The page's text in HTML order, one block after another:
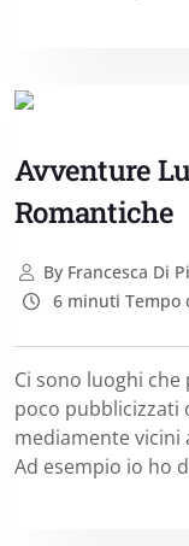
Avventure
Romantiche
ByFrancesca Di
6 minuti Tempo
Ci sono luoghi
poco pubblicizzati
mediamente vicini
Ad esempio io ho